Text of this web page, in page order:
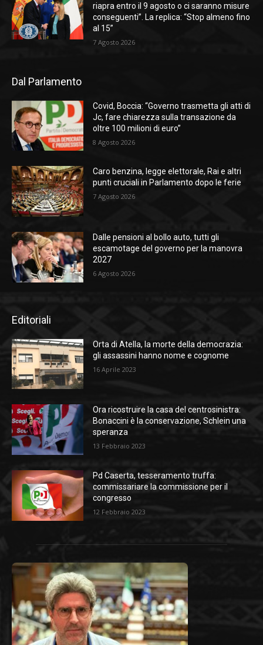
riapra entro il 9 agosto o ci saranno misure
conseguenti”. La replica: “Stop almeno fino
al 15”
7 Agosto 2026
Dal Parlamento
Covid, Boccia: “Governo trasmetta gli atti di
Jc, fare chiarezza sulla transazione da
oltre 100 milioni di euro”
8 Agosto 2026
Caro benzina, legge elettorale, Rai e altri
punti cruciali in Parlamento dopo le ferie
7 Agosto 2026
Dalle pensioni al bollo auto, tutti gli
escamotage del governo per la manovra
2027
6 Agosto 2026
Editoriali
Orta di Atella, la morte della democrazia:
gli assassini hanno nome e cognome
16 Aprile 2023
Ora ricostruire la casa del centrosinistra:
Bonaccini è la conservazione, Schlein una
speranza
13 Febbraio 2023
Pd Caserta, tesseramento truffa:
commissariare la commissione per il
congresso
12 Febbraio 2023